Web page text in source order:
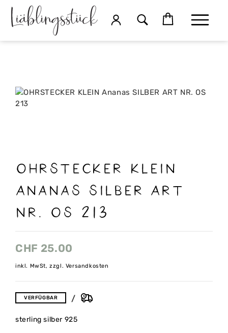
OHRSTECKER KLEIN
Ananas SILBER ART
NR. OS 213
CHF 25.00
inkl. MwSt, zzgl. Versandkosten
VERFÜGBAR
sterling silber 925